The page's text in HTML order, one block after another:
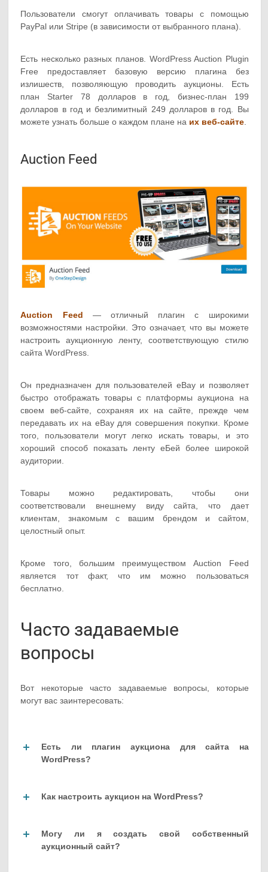
Пользователи смогут оплачивать товары с помощью
PayPal или Stripe (в зависимости от выбранного плана).
Есть несколько разных планов. WordPress Auction Plugin
Free предоставляет базовую версию плагина без
излишеств, позволяющую проводить аукционы. Есть
план Starter 78 долларов в год, бизнес-план 199
долларов в год и безлимитный 249 долларов в год. Вы
можете узнать больше о каждом плане на их веб-сайте
Auction Feed
Auction Feed — отличный плагин с широкими
возможностями настройки. Это означает, что вы можете
настроить аукционную ленту, соответствующую стилю
сайта WordPress.
Он предназначен для пользователей eBay и позволяет
быстро отображать товары с платформы аукциона на
своем веб-сайте, сохраняя их на сайте, прежде чем
передавать их на eBay для совершения покупки. Кроме
того, пользователи могут легко искать товары, и это
хороший способ показать ленту еБей более широкой
аудитории.
Товары можно редактировать, чтобы они
соответствовали внешнему виду сайта, что дает
клиентам, знакомым с вашим брендом и сайтом,
целостный опыт.
Кроме того, большим преимуществом Auction Feed
является тот факт, что им можно пользоваться
бесплатно.
Часто задаваемые
вопросы
Вот некоторые часто задаваемые вопросы, которые
могут вас заинтересовать:
Есть ли плагин аукциона для сайта на
WordPress?
Как настроить аукцион на WordPress?
Могу ли я создать свой собственный
аукционный сайт?